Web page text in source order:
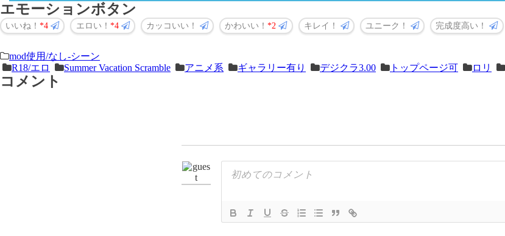
エモーションボタン
いいね！ 4 エロい！ 4 カッコいい！ かわいい！ 2 キレイ！ ユニーク！ 完成度高い！
＜
次
の
前
の
記
mod使用/なし-シーン
R18/エロ
Summer Vacation Scramble アニメ系 ギャラリー有り デジクラ3.00 トップページ可 ロリ
コメント